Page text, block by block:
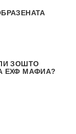
ЗОШТО
ЕХФ МАФИА?